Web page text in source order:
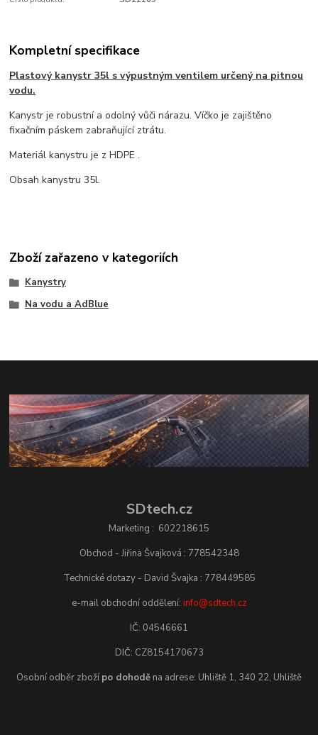
Kompletní specifikace
Plastový kanystr 35l s výpustným ventilem určený na pitnou
vodu.
Kanystr je robustní a odolný vůči nárazu. Víčko je zajištěno
fixačním páskem zabraňující ztrátu.
Materiál kanystru je z HDPE .
Obsah kanystru 35l.
Zboží zařazeno v kategoriích
Kanystry
Na vodu a AdBlue
SDtech.cz
Marketing : 602218615
Obchod - Jiřina Švajková : 778542348
Technické dotazy - David Švajka : 778449585
e-mail obchodní oddělení: info@sdtech.cz
IČ: 04546661
DIČ: CZ8154170673
Osobní odběr zboží po dohodě na adrese: Uhliště 1, 340 22, Uhliště